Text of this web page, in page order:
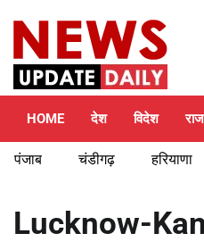
content
HOME देश विदेश
पंजाब चंडीगढ़ हरियाणा
Lucknow-